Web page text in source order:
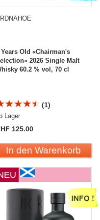
Years Old «Chairman's
2026 Single Malt
60.2 % vol, 70 cl
(1)
Lager
125.00
In den Warenkorb